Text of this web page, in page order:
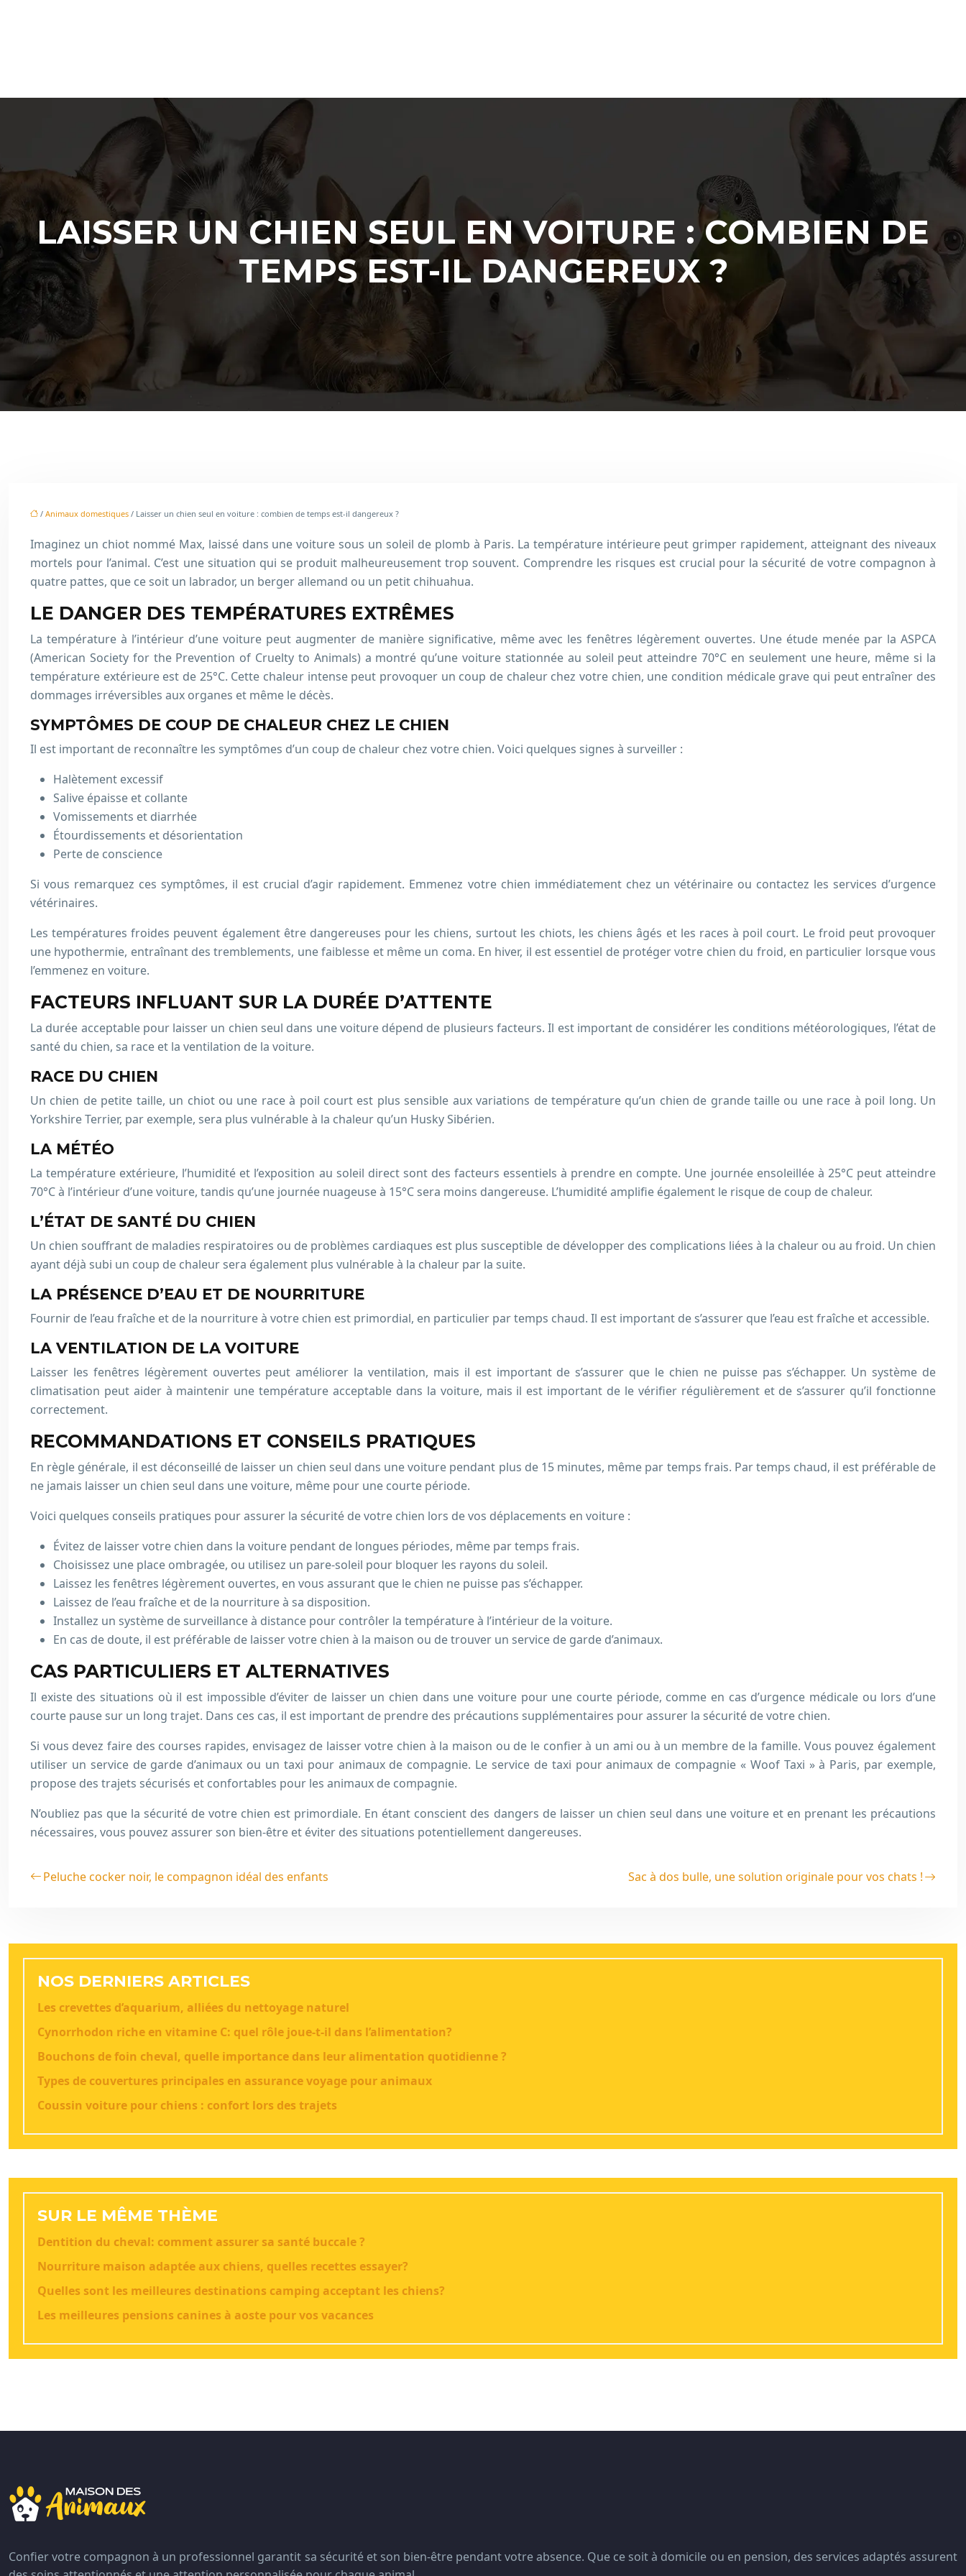
LAISSER UN CHIEN SEUL EN VOITURE : COMBIEN DE
TEMPS EST-IL DANGEREUX ?
/ Animaux domestiques / Laisser un chien seul en voiture : combien de temps est-il dangereux ?
Imaginez un chiot nommé Max, laissé dans une voiture sous un soleil de plomb à Paris. La température intérieure peut grimper rapidement, atteignant des niveaux
mortels pour l’animal. C’est une situation qui se produit malheureusement trop souvent. Comprendre les risques est crucial pour la sécurité de votre compagnon à
quatre pattes, que ce soit un labrador, un berger allemand ou un petit chihuahua.
LE DANGER DES TEMPÉRATURES EXTRÊMES
La température à l’intérieur d’une voiture peut augmenter de manière significative, même avec les fenêtres légèrement ouvertes. Une étude menée par la ASPCA
(American Society for the Prevention of Cruelty to Animals) a montré qu’une voiture stationnée au soleil peut atteindre 70°C en seulement une heure, même si la
température extérieure est de 25°C. Cette chaleur intense peut provoquer un coup de chaleur chez votre chien, une condition médicale grave qui peut entraîner des
dommages irréversibles aux organes et même le décès.
SYMPTÔMES DE COUP DE CHALEUR CHEZ LE CHIEN
Il est important de reconnaître les symptômes d’un coup de chaleur chez votre chien. Voici quelques signes à surveiller :
Halètement excessif
Salive épaisse et collante
Vomissements et diarrhée
Étourdissements et désorientation
Perte de conscience
Si vous remarquez ces symptômes, il est crucial d’agir rapidement. Emmenez votre chien immédiatement chez un vétérinaire ou contactez les services d’urgence
vétérinaires.
Les températures froides peuvent également être dangereuses pour les chiens, surtout les chiots, les chiens âgés et les races à poil court. Le froid peut provoquer
une hypothermie, entraînant des tremblements, une faiblesse et même un coma. En hiver, il est essentiel de protéger votre chien du froid, en particulier lorsque vous
l’emmenez en voiture.
FACTEURS INFLUANT SUR LA DURÉE D’ATTENTE
La durée acceptable pour laisser un chien seul dans une voiture dépend de plusieurs facteurs. Il est important de considérer les conditions météorologiques, l’état de
santé du chien, sa race et la ventilation de la voiture.
RACE DU CHIEN
Un chien de petite taille, un chiot ou une race à poil court est plus sensible aux variations de température qu’un chien de grande taille ou une race à poil long. Un
Yorkshire Terrier, par exemple, sera plus vulnérable à la chaleur qu’un Husky Sibérien.
LA MÉTÉO
La température extérieure, l’humidité et l’exposition au soleil direct sont des facteurs essentiels à prendre en compte. Une journée ensoleillée à 25°C peut atteindre
70°C à l’intérieur d’une voiture, tandis qu’une journée nuageuse à 15°C sera moins dangereuse. L’humidité amplifie également le risque de coup de chaleur.
L’ÉTAT DE SANTÉ DU CHIEN
Un chien souffrant de maladies respiratoires ou de problèmes cardiaques est plus susceptible de développer des complications liées à la chaleur ou au froid. Un chien
ayant déjà subi un coup de chaleur sera également plus vulnérable à la chaleur par la suite.
LA PRÉSENCE D’EAU ET DE NOURRITURE
Fournir de l’eau fraîche et de la nourriture à votre chien est primordial, en particulier par temps chaud. Il est important de s’assurer que l’eau est fraîche et accessible.
LA VENTILATION DE LA VOITURE
Laisser les fenêtres légèrement ouvertes peut améliorer la ventilation, mais il est important de s’assurer que le chien ne puisse pas s’échapper. Un système de
climatisation peut aider à maintenir une température acceptable dans la voiture, mais il est important de le vérifier régulièrement et de s’assurer qu’il fonctionne
correctement.
RECOMMANDATIONS ET CONSEILS PRATIQUES
En règle générale, il est déconseillé de laisser un chien seul dans une voiture pendant plus de 15 minutes, même par temps frais. Par temps chaud, il est préférable de
ne jamais laisser un chien seul dans une voiture, même pour une courte période.
Voici quelques conseils pratiques pour assurer la sécurité de votre chien lors de vos déplacements en voiture :
Évitez de laisser votre chien dans la voiture pendant de longues périodes, même par temps frais.
Choisissez une place ombragée, ou utilisez un pare-soleil pour bloquer les rayons du soleil.
Laissez les fenêtres légèrement ouvertes, en vous assurant que le chien ne puisse pas s’échapper.
Laissez de l’eau fraîche et de la nourriture à sa disposition.
Installez un système de surveillance à distance pour contrôler la température à l’intérieur de la voiture.
En cas de doute, il est préférable de laisser votre chien à la maison ou de trouver un service de garde d’animaux.
CAS PARTICULIERS ET ALTERNATIVES
Il existe des situations où il est impossible d’éviter de laisser un chien dans une voiture pour une courte période, comme en cas d’urgence médicale ou lors d’une
courte pause sur un long trajet. Dans ces cas, il est important de prendre des précautions supplémentaires pour assurer la sécurité de votre chien.
Si vous devez faire des courses rapides, envisagez de laisser votre chien à la maison ou de le confier à un ami ou à un membre de la famille. Vous pouvez également
utiliser un service de garde d’animaux ou un taxi pour animaux de compagnie. Le service de taxi pour animaux de compagnie « Woof Taxi » à Paris, par exemple,
propose des trajets sécurisés et confortables pour les animaux de compagnie.
N’oubliez pas que la sécurité de votre chien est primordiale. En étant conscient des dangers de laisser un chien seul dans une voiture et en prenant les précautions
nécessaires, vous pouvez assurer son bien-être et éviter des situations potentiellement dangereuses.
Peluche cocker noir, le compagnon idéal des enfants Sac à dos bulle, une solution originale pour vos chats !
NOS DERNIERS ARTICLES
Les crevettes d’aquarium, alliées du nettoyage naturel
Cynorrhodon riche en vitamine C: quel rôle joue-t-il dans l’alimentation?
Bouchons de foin cheval, quelle importance dans leur alimentation quotidienne ?
Types de couvertures principales en assurance voyage pour animaux
Coussin voiture pour chiens : confort lors des trajets
SUR LE MÊME THÈME
Dentition du cheval: comment assurer sa santé buccale ?
Nourriture maison adaptée aux chiens, quelles recettes essayer?
Quelles sont les meilleures destinations camping acceptant les chiens?
Les meilleures pensions canines à aoste pour vos vacances
Confier votre compagnon à un professionnel garantit sa sécurité et son bien-être pendant votre absence. Que ce soit à domicile ou en pension, des services adaptés assurent